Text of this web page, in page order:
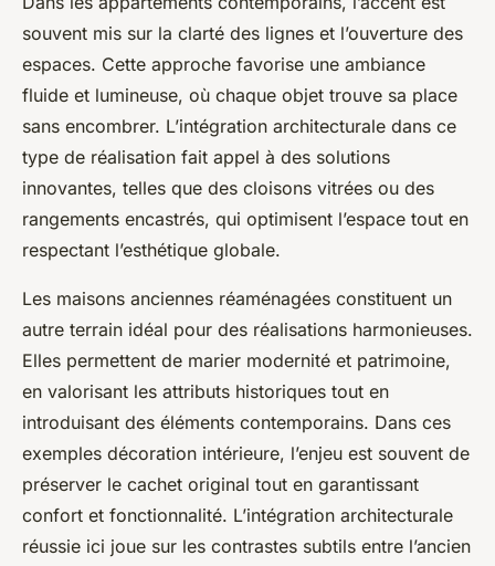
souvent mis sur la clarté des lignes et l’ouverture des
espaces. Cette approche favorise une ambiance
fluide et lumineuse, où chaque objet trouve sa place
sans encombrer. L’intégration architecturale dans ce
type de réalisation fait appel à des solutions
innovantes, telles que des cloisons vitrées ou des
rangements encastrés, qui optimisent l’espace tout en
respectant l’esthétique globale.
Les maisons anciennes réaménagées constituent un
autre terrain idéal pour des réalisations harmonieuses.
Elles permettent de marier modernité et patrimoine,
en valorisant les attributs historiques tout en
introduisant des éléments contemporains. Dans ces
exemples décoration intérieure, l’enjeu est souvent de
préserver le cachet original tout en garantissant
confort et fonctionnalité. L’intégration architecturale
réussie ici joue sur les contrastes subtils entre l’ancien